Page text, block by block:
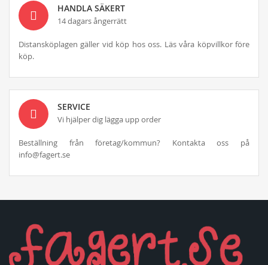
HANDLA SÄKERT
14 dagars ångerrätt
Distansköplagen gäller vid köp hos oss. Läs våra köpvillkor före
köp.
SERVICE
Vi hjälper dig lägga upp order
Beställning från företag/kommun? Kontakta oss på
info@fagert.se